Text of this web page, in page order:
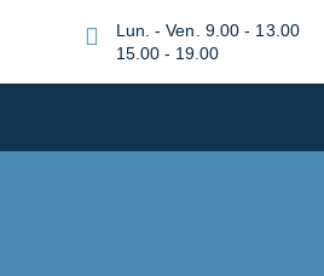
Lun. - Ven. 9.00 - 13.00
15.00 - 19.00